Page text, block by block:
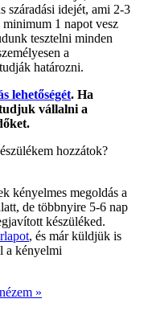
száradási idejét, ami 2-3
1 napot vesz
tesztelni minden
a
határozni.
lehetőségét. Ha
vállalni a
hozzátok?
kényelmes megoldás a
de többnyire 5-6 nap
készüléked.
, és már küldjük is
a kényelmi
»